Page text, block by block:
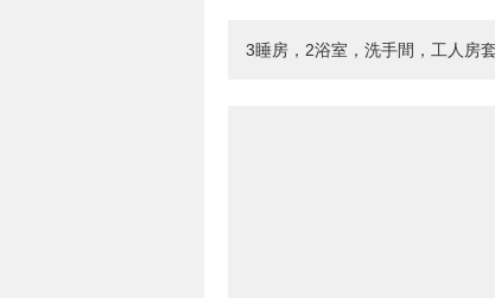
3睡房，2浴室，洗手間，工人房